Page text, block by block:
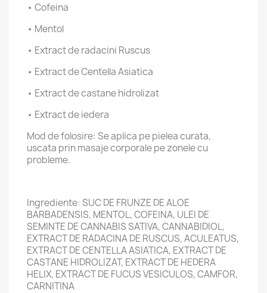
• Cofeina
• Mentol
• Extract de radacini Ruscus
• Extract de Centella Asiatica
• Extract de castane hidrolizat
• Extract de iedera
Mod de folosire: Se aplica pe pielea curata,
uscata prin masaje corporale pe zonele cu
probleme.
Ingrediente: SUC DE FRUNZE DE ALOE
BARBADENSIS, MENTOL, COFEINA, ULEI DE
SEMINTE DE CANNABIS SATIVA, CANNABIDIOL,
EXTRACT DE RADACINA DE RUSCUS, ACULEATUS,
EXTRACT DE CENTELLA ASIATICA, EXTRACT DE
CASTANE HIDROLIZAT, EXTRACT DE HEDERA
HELIX, EXTRACT DE FUCUS VESICULOS, CAMFOR,
CARNITINA